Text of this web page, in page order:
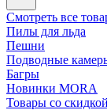
Смотреть все
Пилы для льда
Пешни
Подводные
Багры
Новинки MORA
Товары со скидкой